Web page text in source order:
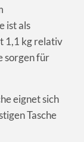
ist als
1,1 kg relativ
sorgen für
eignet sich
Tasche